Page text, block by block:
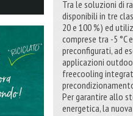
Tra le soluzioni di
disponibili in tre
20 e 100 %) ed
comprese tra -5 °C
preconfigurati, ad
applicazioni
freecooling
Per garantire allo
energetica, la